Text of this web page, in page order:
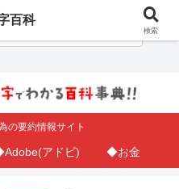
の要約情報サイト
アドビ) ◆お金
百科
検索